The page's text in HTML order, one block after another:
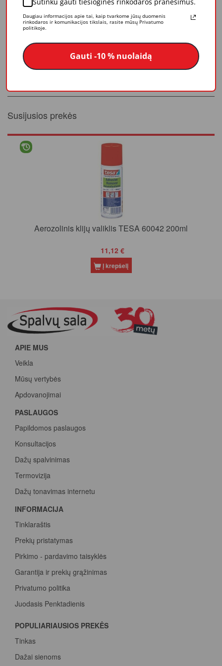
Bendras storis - 110 µm
Klijų tipas - akrilas
Pailgėjimas trūkimo vietoje - 5 %
Atsparumas tempimui - 35 N/cm
Atsparumas UV - 26 savaitės
Susijusios prekės
Aerozolinis klijų valiklis TESA 60042 200ml
11,12 €
Į krepšelį
APIE MUS
Veikla
Mūsų vertybės
Apdovanojimai
PASLAUGOS
Papildomos paslaugos
Konsultacijos
Dažų spalvinimas
Termovizija
Dažų tonavimas internetu
INFORMACIJA
Tinklaraštis
Prekių pristatymas
Pirkimo - pardavimo taisyklės
Garantija ir prekių grąžinimas
Privatumo politika
Juodasis Penktadienis
POPULIARIAUSIOS PREKĖS
Tinkas
Dažai sienoms
Daugiau informacijos apie tai, kaip tvarkome jūsų duomenis
rinkodaros ir komunikacijos tikslais, rasite mūsų Privatumo
politikoje.
Gauti -10 % nuolaidą